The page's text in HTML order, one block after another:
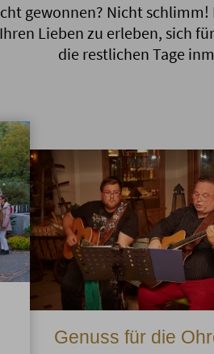
gewonnen? Nicht
Lieben zu erleben, sich
die restlichen Tage
Genuss für die